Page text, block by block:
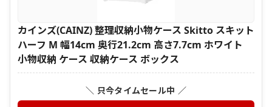
カインズ(CAINZ) 整理収納小物ケース Skitto スキット
ハーフ M 幅14cm 奥行21.2cm 高さ7.7cm ホワイト
小物収納 ケース 収納ケース ボックス
＼ 只今タイムセール中 ／